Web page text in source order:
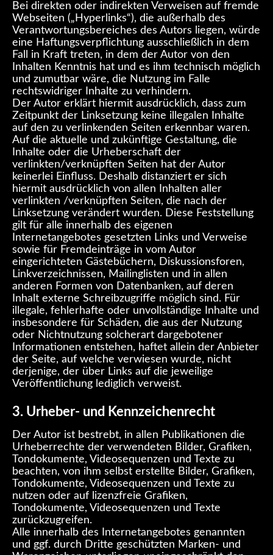
Bei direkten oder indirekten Verweisen auf fremde
Webseiten („Hyperlinks“), die außerhalb des
Verantwortungsbereiches des Autors liegen, würde
eine Haftungsverpflichtung ausschließlich in dem
Fall in Kraft treten, in dem der Autor von den
Inhalten Kenntnis hat und es ihm technisch möglich
und zumutbar wäre, die Nutzung im Falle
rechtswidriger Inhalte zu verhindern.
Der Autor erklärt hiermit ausdrücklich, dass zum
Zeitpunkt der Linksetzung keine illegalen Inhalte
auf den zu verlinkenden Seiten erkennbar waren.
Auf die aktuelle und zukünftige Gestaltung, die
Inhalte oder die Urheberschaft der
verlinkten/verknüpften Seiten hat der Autor
keinerlei Einfluss. Deshalb distanziert er sich
hiermit ausdrücklich von allen Inhalten aller
verlinkten /verknüpften Seiten, die nach der
Linksetzung verändert wurden. Diese Feststellung
gilt für alle innerhalb des eigenen
Internetangebotes gesetzten Links und Verweise
sowie für Fremdeinträge in vom Autor
eingerichteten Gästebüchern, Diskussionsforen,
Linkverzeichnissen, Mailinglisten und in allen
anderen Formen von Datenbanken, auf deren
Inhalt externe Schreibzugriffe möglich sind. Für
illegale, fehlerhafte oder unvollständige Inhalte und
insbesondere für Schäden, die aus der Nutzung
oder Nichtnutzung solcherart dargebotener
Informationen entstehen, haftet allein der Anbieter
der Seite, auf welche verwiesen wurde, nicht
derjenige, der über Links auf die jeweilige
Veröffentlichung lediglich verweist.
3. Urheber- und Kennzeichenrecht
Der Autor ist bestrebt, in allen Publikationen die
Urheberrechte der verwendeten Bilder, Grafiken,
Tondokumente, Videosequenzen und Texte zu
beachten, von ihm selbst erstellte Bilder, Grafiken,
Tondokumente, Videosequenzen und Texte zu
nutzen oder auf lizenzfreie Grafiken,
Tondokumente, Videosequenzen und Texte
zurückzugreifen.
Alle innerhalb des Internetangebotes genannten
und ggf. durch Dritte geschützten Marken- und